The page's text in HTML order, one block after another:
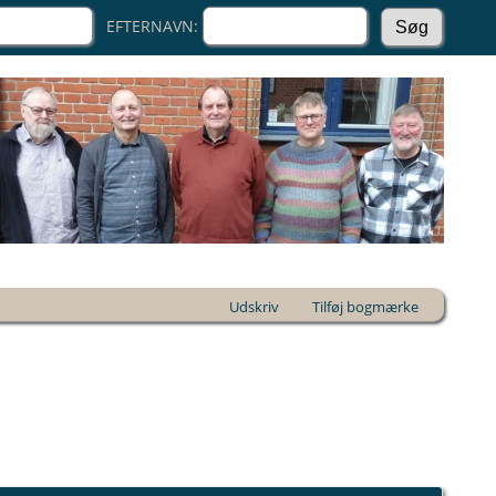
EFTERNAVN:
Udskriv Tilføj bogmærke